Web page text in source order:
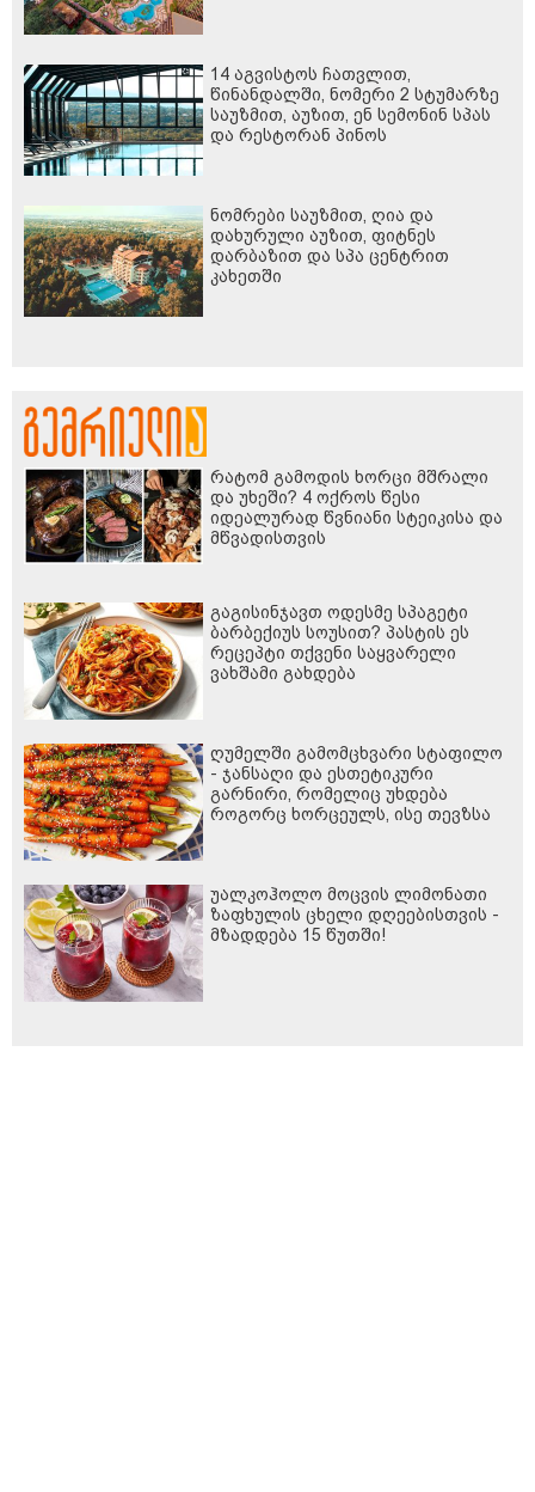
14 აგვისტოს ჩათვლით,
წინანდალში, ნომერი 2 სტუმარზე
საუზმით, აუზით, ენ სემონინ სპას
და რესტორან პინოს
ნომრები საუზმით, ღია და
დახურული აუზით, ფიტნეს
დარბაზით და სპა ცენტრით
კახეთში
რატომ გამოდის ხორცი მშრალი
და უხეში? 4 ოქროს წესი
იდეალურად წვნიანი სტეიკისა და
მწვადისთვის
გაგისინჯავთ ოდესმე სპაგეტი
ბარბექიუს სოუსით? პასტის ეს
რეცეპტი თქვენი საყვარელი
ვახშამი გახდება
ღუმელში გამომცხვარი სტაფილო
- ჯანსაღი და ესთეტიკური
გარნირი, რომელიც უხდება
როგორც ხორცეულს, ისე თევზსა
უალკოჰოლო მოცვის ლიმონათი
ზაფხულის ცხელი დღეებისთვის -
მზადდება 15 წუთში!